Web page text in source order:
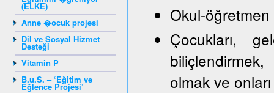
(ELKE)
Anne �ocuk projesi
Dil ve Sosyal Hizmet
Desteği
Vitamin P
B.u.S. – ‘Eğitim ve
Eğlence Projesi’
Okul-
Çocukları,
olmak ve